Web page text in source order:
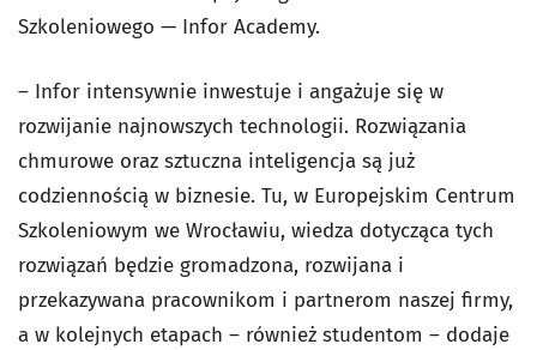
Szkoleniowego — Infor Academy.
– Infor intensywnie inwestuje i angażuje się w
rozwijanie najnowszych technologii. Rozwiązania
chmurowe oraz sztuczna inteligencja są już
codziennością w biznesie. Tu, w Europejskim Centrum
Szkoleniowym we Wrocławiu, wiedza dotycząca tych
rozwiązań będzie gromadzona, rozwijana i
przekazywana pracownikom i partnerom naszej firmy,
a w kolejnych etapach – również studentom – dodaje